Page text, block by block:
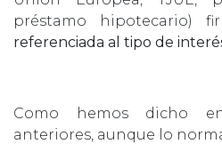
préstamo hipotecario)
referenciada al tipo de
Como hemos dicho
anteriores, aunque lo